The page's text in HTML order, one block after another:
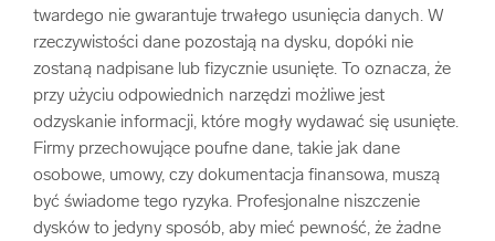
twardego nie gwarantuje trwałego usunięcia danych. W
rzeczywistości dane pozostają na dysku, dopóki nie
zostaną nadpisane lub fizycznie usunięte. To oznacza, że
przy użyciu odpowiednich narzędzi możliwe jest
odzyskanie informacji, które mogły wydawać się usunięte.
Firmy przechowujące poufne dane, takie jak dane
osobowe, umowy, czy dokumentacja finansowa, muszą
być świadome tego ryzyka. Profesjonalne niszczenie
dysków to jedyny sposób, aby mieć pewność, że żadne